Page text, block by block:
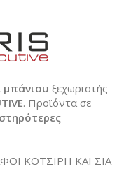
μπάνιου ξεχωριστής
. Προϊόντα σε
ΚΟΤΣΙΡΗ ΚΑΙ ΣΙΑ